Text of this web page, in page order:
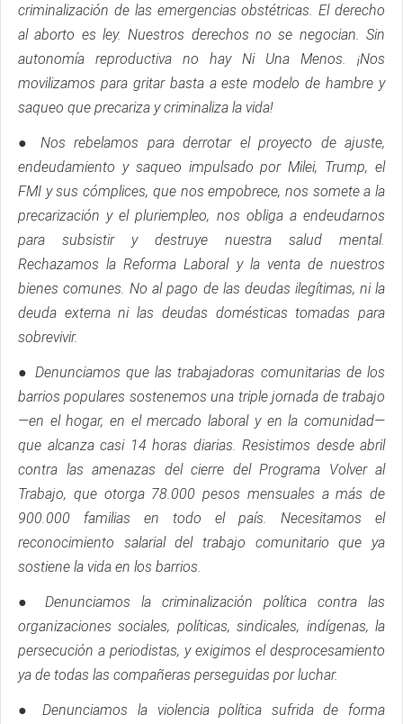
criminalización de las emergencias obstétricas. El derecho
al aborto es ley. Nuestros derechos no se negocian. Sin
autonomía reproductiva no hay Ni Una Menos. ¡Nos
movilizamos para gritar basta a este modelo de hambre y
saqueo que precariza y criminaliza la vida!
● Nos rebelamos para derrotar el proyecto de ajuste,
endeudamiento y saqueo impulsado por Milei, Trump, el
FMI y sus cómplices, que nos empobrece, nos somete a la
precarización y el pluriempleo, nos obliga a endeudarnos
para subsistir y destruye nuestra salud mental.
Rechazamos la Reforma Laboral y la venta de nuestros
bienes comunes. No al pago de las deudas ilegítimas, ni la
deuda externa ni las deudas domésticas tomadas para
sobrevivir.
● Denunciamos que las trabajadoras comunitarias de los
barrios populares sostenemos una triple jornada de trabajo
—en el hogar, en el mercado laboral y en la comunidad—
que alcanza casi 14 horas diarias. Resistimos desde abril
contra las amenazas del cierre del Programa Volver al
Trabajo, que otorga 78.000 pesos mensuales a más de
900.000 familias en todo el país. Necesitamos el
reconocimiento salarial del trabajo comunitario que ya
sostiene la vida en los barrios.
● Denunciamos la criminalización política contra las
organizaciones sociales, políticas, sindicales, indígenas, la
persecución a periodistas, y exigimos el desprocesamiento
ya de todas las compañeras perseguidas por luchar.
● Denunciamos la violencia política sufrida de forma